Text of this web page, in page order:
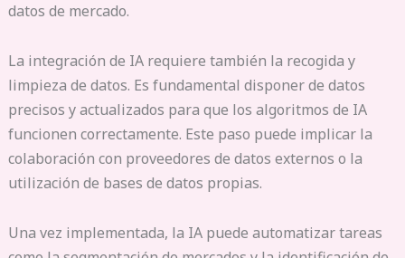
datos de mercado.
La integración de IA requiere también la recogida y
limpieza de datos. Es fundamental disponer de datos
precisos y actualizados para que los algoritmos de IA
funcionen correctamente. Este paso puede implicar la
colaboración con proveedores de datos externos o la
utilización de bases de datos propias.
Una vez implementada, la IA puede automatizar tareas